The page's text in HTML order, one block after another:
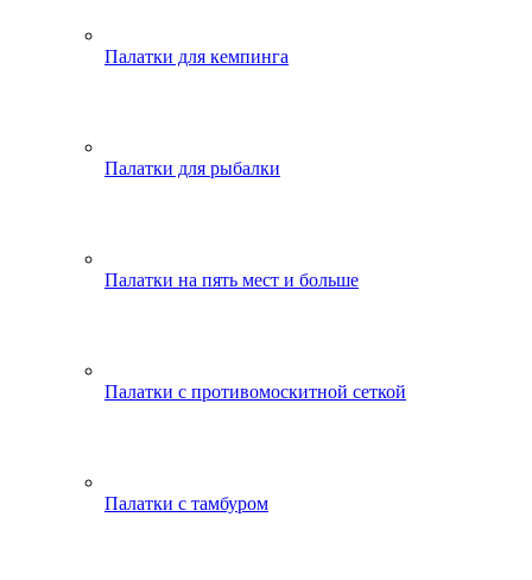
Палатки для кемпинга
Палатки для рыбалки
Палатки на пять мест и больше
Палатки с противомоскитной сеткой
Палатки с тамбуром